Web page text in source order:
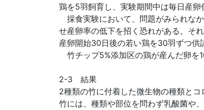
鶏を5羽飼育し、実験期間中は毎日産
採食実験において、問題がみられな
せ産卵率の低下を招く恐れがある。そ
産卵開始30日後の若い鶏を30羽ずつ供
竹チップ5%添加区の鶏が産んだ卵を
2-3 結果
2種類の竹に付着した微生物の種類とコ
竹には、種類や部位を問わず乳酸菌や